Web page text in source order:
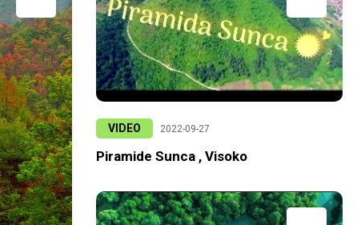
VIDEO 2022-09-27
Piramide Sunca , Visoko